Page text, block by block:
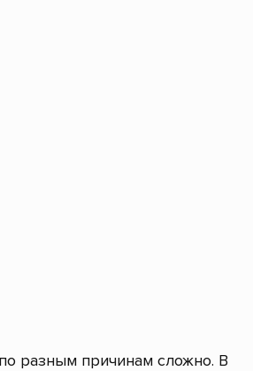
разным причинам сложно. В